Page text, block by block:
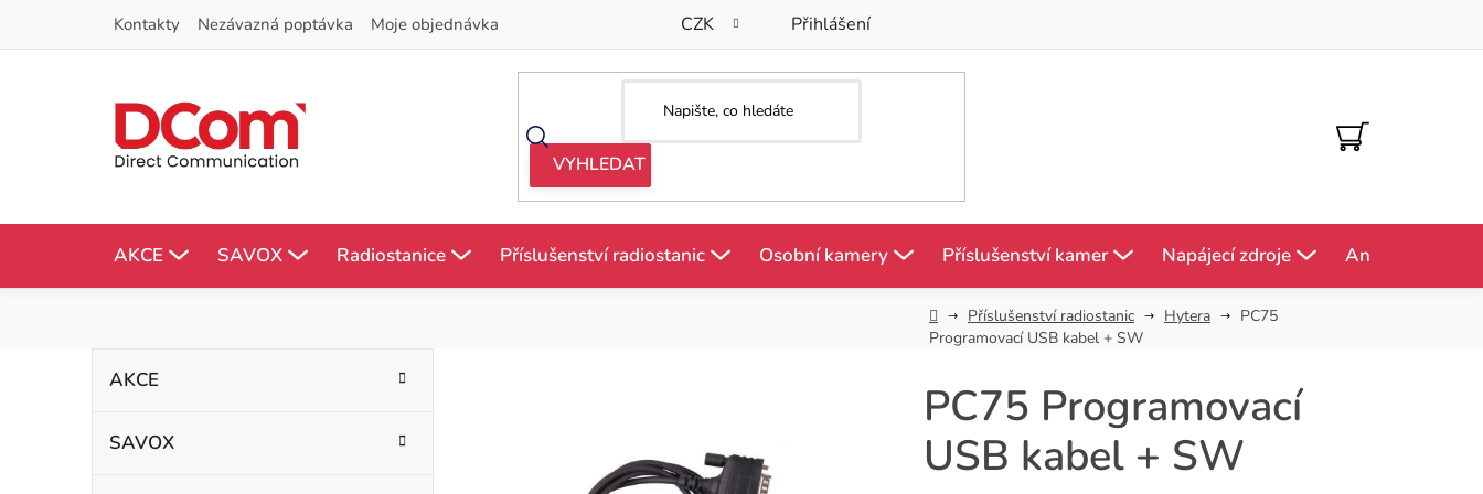
Kontakty Nezávazná poptávka Moje objednávka CZK Přihlášení
NÁKUPNÍ
KOŠÍK
AKCE SAVOX Radiostanice Příslušenství radiostanic Osobní kamery Příslušenství kamer Napájecí zdroje Antény
DomůPříslušenství radiostanic Hytera
PC75
Programovací USB kabel + SW
P
kategorie
AKCE
SAVOX
PC75 Programovací
USB kabel + SW